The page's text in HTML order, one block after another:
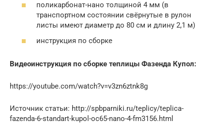
поликарбонат-нано толщиной 4 мм (в
транспортном состоянии свёрнутые в рулон
листы имеют диаметр до 80 см и длину 2,1 м)
инструкция по сборке
Видеоинструкция по сборке теплицы Фазенда Купол:
https://youtube.com/watch?v=v3zn6ztnk8g
Источник статьи: http://spbparniki.ru/teplicy/teplica-
fazenda-6-standart-kupol-oc65-nano-4-fm3156.html